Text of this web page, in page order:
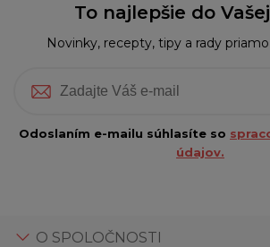
To najlepšie do
Novinky, recepty, tipy a rady
Odoslaním e-mailu súhlasíte so
údajov.
O SPOLOČNOSTI